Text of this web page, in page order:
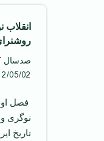
انقلاب
صدسال
05/02
فصل
نوگری
تاريخ